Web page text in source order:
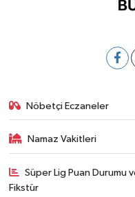
Nöbetçi Eczaneler
Namaz Vakitleri
Süper Lig Puan Durumu
Fikstür